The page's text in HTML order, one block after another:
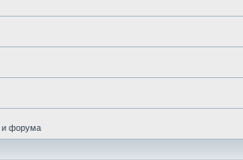
и форума